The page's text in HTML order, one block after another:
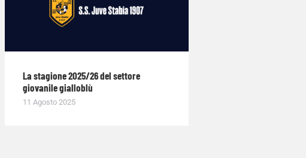
La stagione 2025/26 del settore
giovanile gialloblù
11 Agosto 2025